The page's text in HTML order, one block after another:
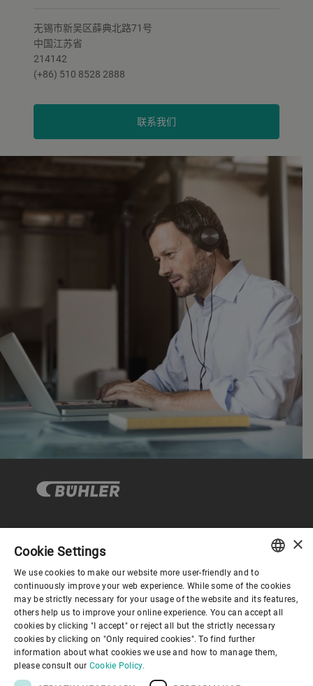
无锡市新吴区薛典北路71号
中国江苏省
214142
(+86) 510 8528 2888
联系我们
企业与合规
关于布勒
联系我们
ENGLISH
SPANISH
GERMAN
FRENCH
×
Cookie Settings
We use cookies to make our website more user-friendly and to
continuously improve your web experience. While some of the cookies
may be strictly necessary for your usage of the website and its features,
others help us to improve your online experience. You can accept all
cookies by clicking "I accept" or reject all but the strictly necessary
cookies by clicking on "Only required cookies". To find further
information about what cookies we use and how to manage them,
please consult our Cookie Policy.